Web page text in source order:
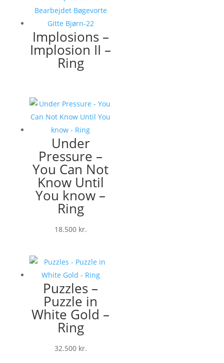
Implosions –
Implosion II –
Ring
Under
Pressure –
You Can Not
Know Until
You know –
Ring
18.500 kr.
Puzzles –
Puzzle in
White Gold –
Ring
32.500 kr.